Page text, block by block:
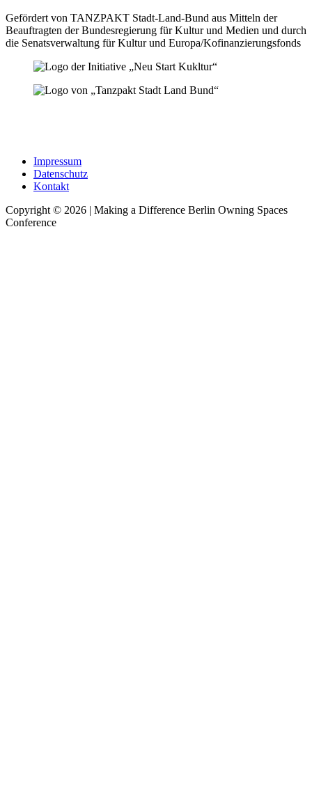
Gefördert von TANZPAKT Stadt-Land-Bund aus Mitteln der
Beauftragten der Bundesregierung für Kultur und Medien und durch
die Senatsverwaltung für Kultur und Europa/Kofinanzierungsfonds
Impressum
Datenschutz
Kontakt
Copyright © 2026 | Making a Difference Berlin Owning Spaces
Conference